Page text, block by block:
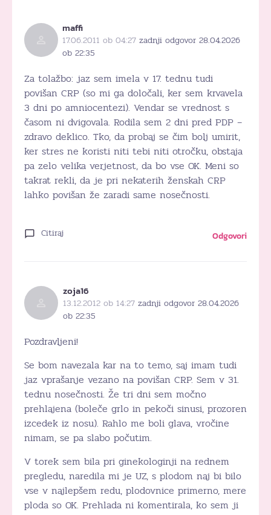
maffi
17.06.2011 ob 04:27 zadnji odgovor 28.04.2026
ob 22:35
Za tolažbo: jaz sem imela v 17. tednu tudi
povišan CRP (so mi ga določali, ker sem krvavela
3 dni po amniocentezi). Vendar se vrednost s
časom ni dvigovala. Rodila sem 2 dni pred PDP –
zdravo deklico. Tko, da probaj se čim bolj umirit,
ker stres ne koristi niti tebi niti otročku, obstaja
pa zelo velika verjetnost, da bo vse OK. Meni so
takrat rekli, da je pri nekaterih ženskah CRP
lahko povišan že zaradi same nosečnosti.
Citiraj Odgovori
zoja16
13.12.2012 ob 14:27 zadnji odgovor 28.04.2026
ob 22:35
Pozdravljeni!
Se bom navezala kar na to temo, saj imam tudi
jaz vprašanje vezano na povišan CRP. Sem v 31.
tednu nosečnosti. Že tri dni sem močno
prehlajena (boleče grlo in pekoči sinusi, prozoren
izcedek iz nosu). Rahlo me boli glava, vročine
nimam, se pa slabo počutim.
V torek sem bila pri ginekologinji na rednem
pregledu, naredila mi je UZ, s plodom naj bi bilo
vse v najlepšem redu, plodovnice primerno, mere
ploda so OK. Prehlada ni komentirala, ko sem ji